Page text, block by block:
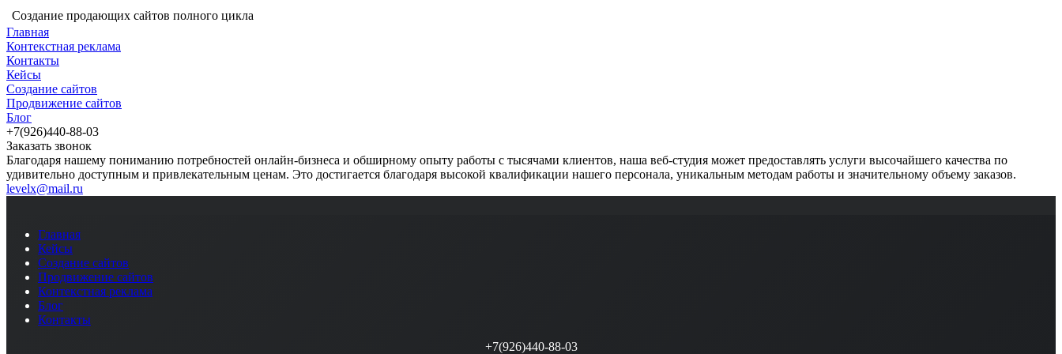
Создание продающих сайтов полного цикла
Главная
Контекстная реклама
Контакты
Кейсы
Создание сайтов
Продвижение сайтов
Блог
+7(926)440-88-03
Заказать звонок
Благодаря нашему пониманию потребностей онлайн-бизнеса и обширному опыту работы с тысячами клиентов, наша веб-студия может предоставлять услуги высочайшего качества по
удивительно доступным и привлекательным ценам. Это достигается благодаря высокой квалификации нашего персонала, уникальным методам работы и значительному объему заказов.
levelx@mail.ru
Главная
Кейсы
Создание сайтов
Продвижение сайтов
Контекстная реклама
Блог
Контакты
+7(926)440-88-03